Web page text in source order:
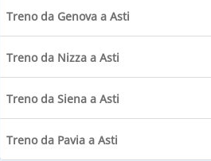
Treno da Genova a Asti
Treno da Nizza a Asti
Treno da Siena a Asti
Treno da Pavia a Asti